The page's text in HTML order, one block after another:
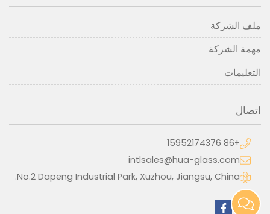
ملف الشركة
مهمة الشركة
التعليمات
اتصال
+86 15952174376
intlsales@hua-glass.com
No.2 Dapeng Industrial Park, Xuzhou, Jiangsu, China.